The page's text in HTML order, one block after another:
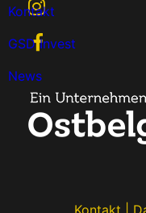
Kontakt
GSD Invest
News